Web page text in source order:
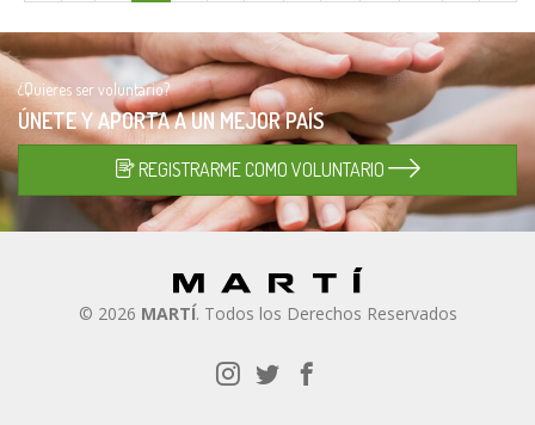
¿Quieres ser voluntario?
ÚNETE Y APORTA A UNMEJOR PAÍS
REGISTRARME COMO VOLUNTARIO
© 2026 MARTÍ. Todos los Derechos Reservados